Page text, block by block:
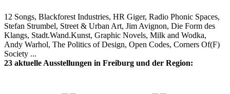
12 Songs, Blackforest Industries, HR Giger, Radio Phonic Spaces,
Stefan Strumbel, Street & Urban Art, Jim Avignon, Die Form des
Klangs, Stadt.Wand.Kunst, Graphic Novels, Milk and Wodka,
Andy Warhol, The Politics of Design, Open Codes, Corners Of(F)
Society ...
23 aktuelle Ausstellungen in Freiburg und der Region: